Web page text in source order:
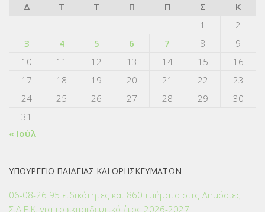
Δ
Τ Τ Π Π Σ
Κ
1
2
3
4 5 6 7 8
9
10
11 12 13 14 15
16
17
18 19 20 21 22
23
24
25 26 27 28 29
30
31
« Ιούλ
ΥΠΟΥΡΓΕΙΟ ΠΑΙΔΕΙΑΣ ΚΑΙ ΘΡΗΣΚΕΥΜΑΤΩΝ
06-08-26 95 ειδικότητες και 860 τμήματα στις Δημόσιες
Σ.Α.Ε.Κ. για το εκπαιδευτικό έτος 2026-2027